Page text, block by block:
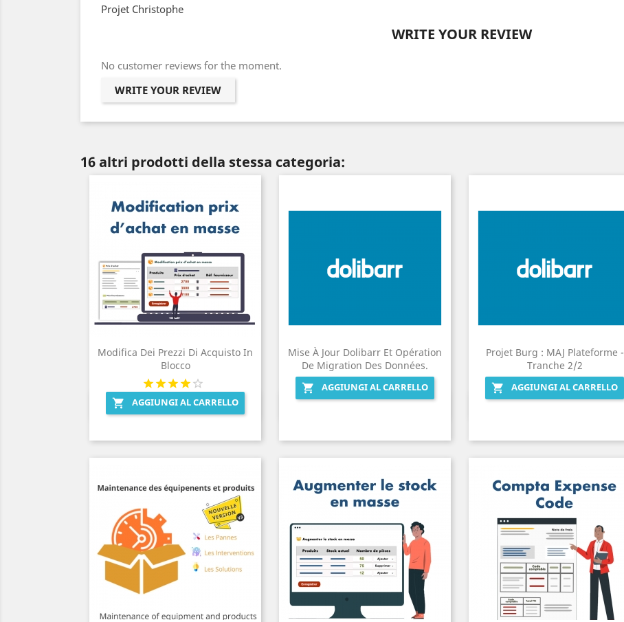
Projet Christophe
WRITE YOUR REVIEW
No customer reviews for the moment.
WRITE YOUR REVIEW
16 altri prodotti della stessa categoria:
Modifica Dei Prezzi Di Acquisto In
Blocco
 AGGIUNGI AL CARRELLO
Anteprima
Mise À Jour Dolibarr Et Opération
De Migration Des Données.

AGGIUNGI AL CARRELLO
Projet Burg : MAJ Plateforme -
Tranche 2/2

AGGIUNGI AL CARRELLO